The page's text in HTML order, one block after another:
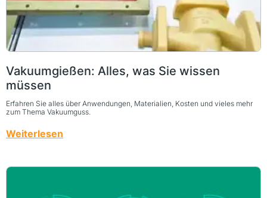
Vakuumgießen: Alles, was Sie wissen
müssen
Erfahren Sie alles über Anwendungen, Materialien, Kosten und vieles mehr
zum Thema Vakuumguss.
Weiterlesen